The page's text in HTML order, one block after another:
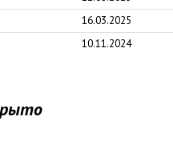
16.03.2025
10.11.2024